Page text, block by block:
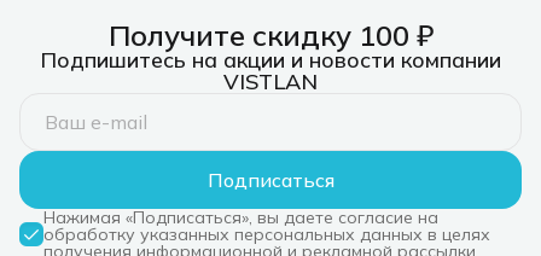
Получите скидку 100 ₽
Подпишитесь на акции и новости компании
VISTLAN
Подписаться
Нажимая «Подписаться», вы даете согласие на
обработку указанных персональных данных в целях
получения информационной и рекламной рассылки